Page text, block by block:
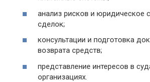
анализ рисков и юридическое
сделок;
консультации и подготовка
возврата средств;
представление интересов в
организациях.